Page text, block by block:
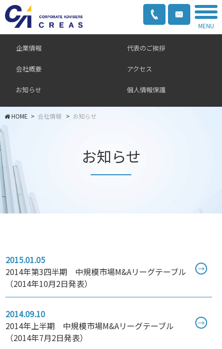
MENU
企業情報 代表のご挨拶
会社概要 アクセス
お知らせ 個人情報保護
> 会社情報 > お知らせ
お知らせ
2015.01.05
2014年第3四半期 中規模市場M&Aリーグテーブル
（2014年10月2日発表）
→
2014.09.10
2014年上半期 中規模市場M&Aリーグテーブル
（2014年7月2日発表）
→